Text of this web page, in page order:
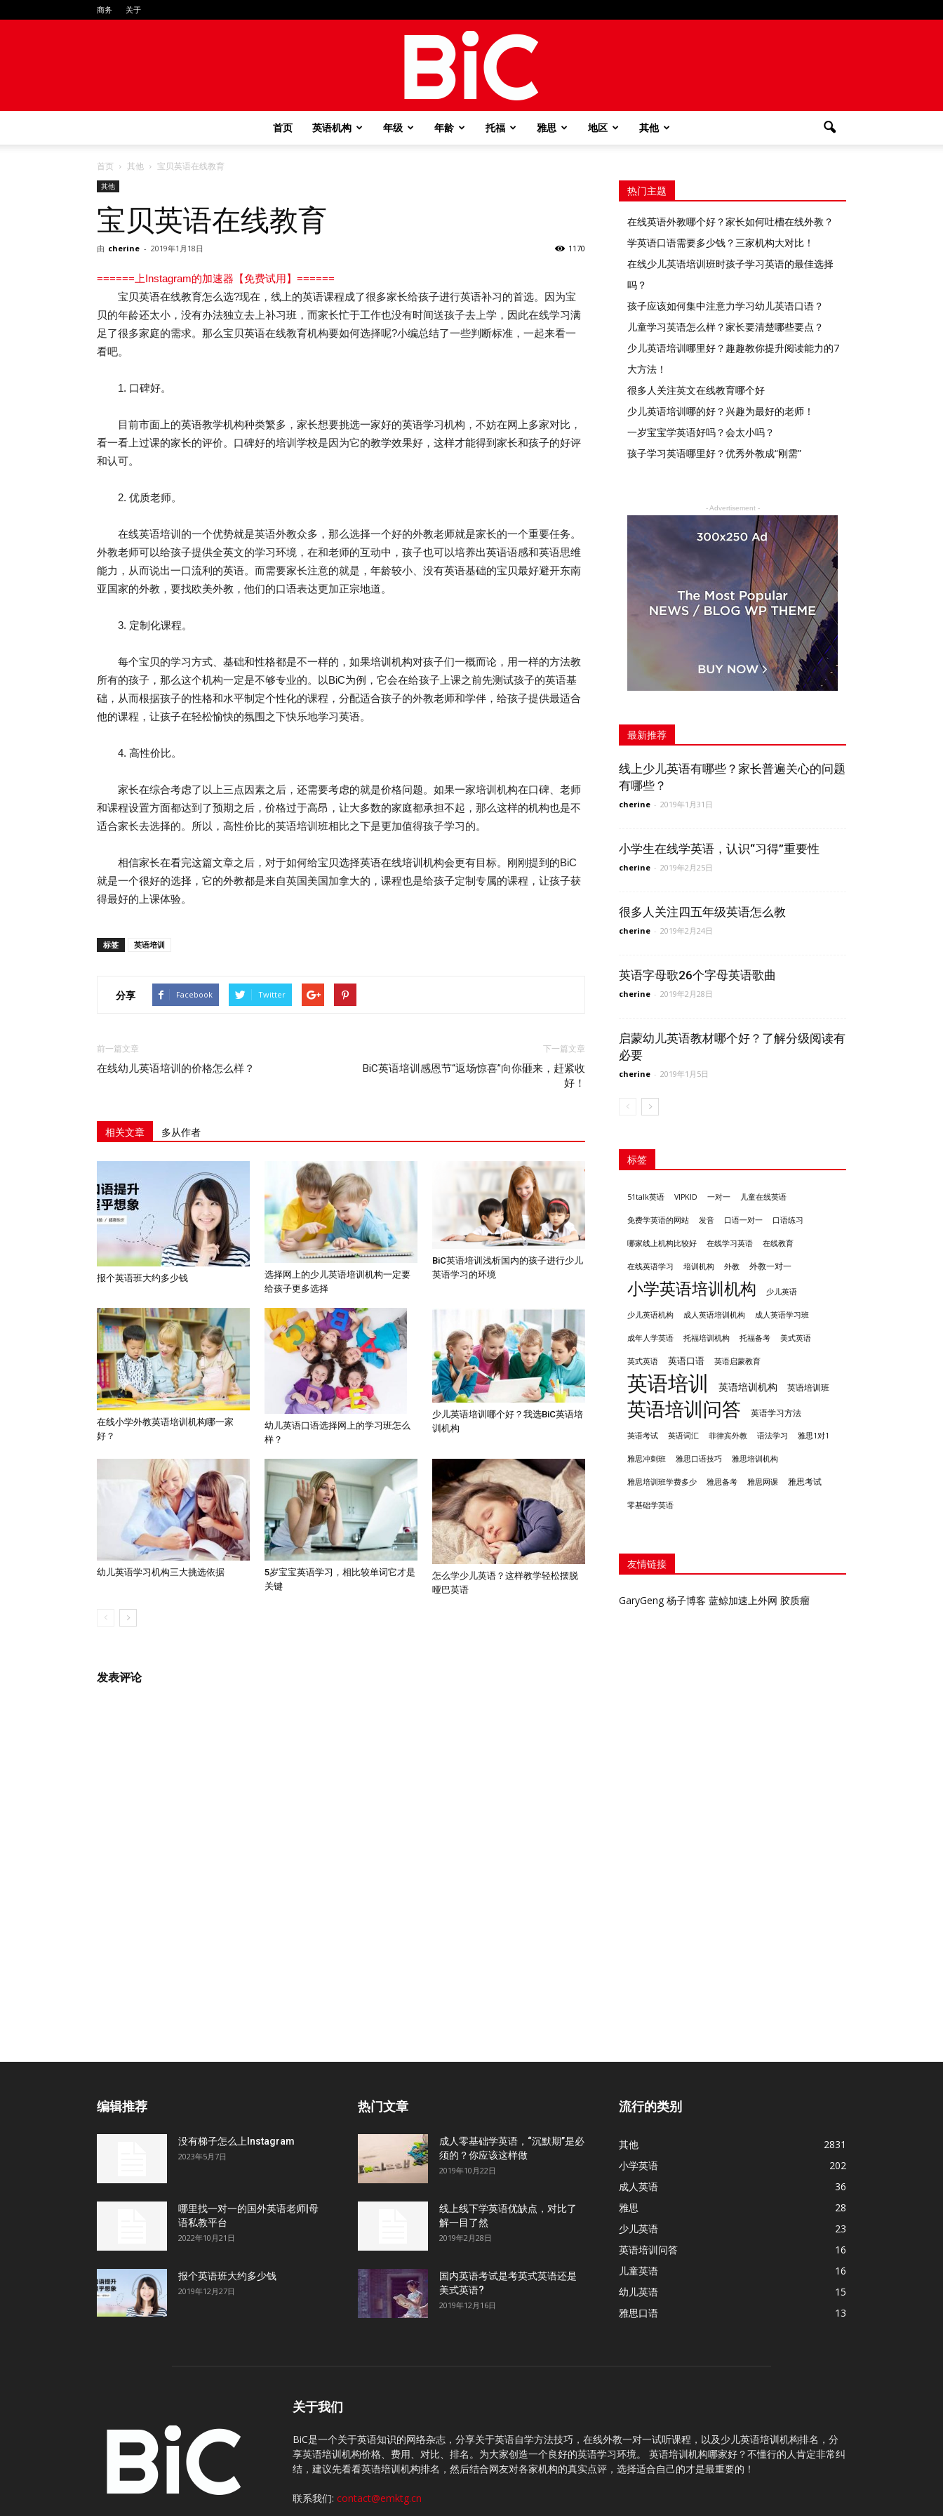
商务 关于
首页 英语机构 年级 年龄 托福 雅思 地区 其他
首页 其他 宝贝英语在线教育
其他
宝贝英语在线教育
由 cherine - 2019年1月18日 1170
======上Instagram的加速器【免费试用】======
宝贝英语在线教育怎么选?现在，线上的英语课程成了很多家长给孩子进行英语补习的首选。因为宝
贝的年龄还太小，没有办法独立去上补习班，而家长忙于工作也没有时间送孩子去上学，因此在线学习满
足了很多家庭的需求。那么宝贝英语在线教育机构要如何选择呢?小编总结了一些判断标准，一起来看一
看吧。
1. 口碑好。
目前市面上的英语教学机构种类繁多，家长想要挑选一家好的英语学习机构，不妨在网上多家对比，
看一看上过课的家长的评价。口碑好的培训学校是因为它的教学效果好，这样才能得到家长和孩子的好评
和认可。
2. 优质老师。
在线英语培训的一个优势就是英语外教众多，那么选择一个好的外教老师就是家长的一个重要任务。
外教老师可以给孩子提供全英文的学习环境，在和老师的互动中，孩子也可以培养出英语语感和英语思维
能力，从而说出一口流利的英语。而需要家长注意的就是，年龄较小、没有英语基础的宝贝最好避开东南
亚国家的外教，要找欧美外教，他们的口语表达更加正宗地道。
3. 定制化课程。
每个宝贝的学习方式、基础和性格都是不一样的，如果培训机构对孩子们一概而论，用一样的方法教
所有的孩子，那么这个机构一定是不够专业的。以BiC为例，它会在给孩子上课之前先测试孩子的英语基
础，从而根据孩子的性格和水平制定个性化的课程，分配适合孩子的外教老师和学伴，给孩子提供最适合
他的课程，让孩子在轻松愉快的氛围之下快乐地学习英语。
4. 高性价比。
家长在综合考虑了以上三点因素之后，还需要考虑的就是价格问题。如果一家培训机构在口碑、老师
和课程设置方面都达到了预期之后，价格过于高昂，让大多数的家庭都承担不起，那么这样的机构也是不
适合家长去选择的。所以，高性价比的英语培训班相比之下是更加值得孩子学习的。
相信家长在看完这篇文章之后，对于如何给宝贝选择英语在线培训机构会更有目标。刚刚提到的BiC
就是一个很好的选择，它的外教都是来自英国美国加拿大的，课程也是给孩子定制专属的课程，让孩子获
得最好的上课体验。
标签 英语培训
分享 Facebook Twitter
前一篇文章
在线幼儿英语培训的价格怎么样？
下一篇文章
BiC英语培训感恩节“返场惊喜”向你砸来，赶紧收
好！
相关文章 多从作者
报个英语班大约多少钱
选择网上的少儿英语培训机构一定要
给孩子更多选择
BiC英语培训浅析国内的孩子进行少儿
英语学习的环境
在线小学外教英语培训机构哪一家
好？
幼儿英语口语选择网上的学习班怎么
样？
少儿英语培训哪个好？我选BiC英语培
训机构
幼儿英语学习机构三大挑选依据
5岁宝宝英语学习，相比较单词它才是
关键
怎么学少儿英语？这样教学轻松摆脱
哑巴英语
发表评论
热门主题
在线英语外教哪个好？家长如何吐槽在线外教？
学英语口语需要多少钱？三家机构大对比！
在线少儿英语培训班时孩子学习英语的最佳选择
吗？
孩子应该如何集中注意力学习幼儿英语口语？
儿童学习英语怎么样？家长要清楚哪些要点？
少儿英语培训哪里好？趣趣教你提升阅读能力的7
大方法！
很多人关注英文在线教育哪个好
少儿英语培训哪的好？兴趣为最好的老师！
一岁宝宝学英语好吗？会太小吗？
孩子学习英语哪里好？优秀外教成“刚需”
- Advertisement -
最新推荐
线上少儿英语有哪些？家长普遍关心的问题
有哪些？
cherine - 2019年1月31日
小学生在线学英语，认识“习得”重要性
cherine - 2019年2月25日
很多人关注四五年级英语怎么教
cherine - 2019年2月24日
英语字母歌26个字母英语歌曲
cherine - 2019年2月28日
启蒙幼儿英语教材哪个好？了解分级阅读有
必要
cherine - 2019年1月5日
标签
51talk英语 VIPKID 一对一 儿童在线英语
免费学英语的网站 发音 口语一对一 口语练习
哪家线上机构比较好 在线学习英语 在线教育
在线英语学习 培训机构 外教 外教一对一
小学英语培训机构 少儿英语
少儿英语机构 成人英语培训机构 成人英语学习班
成年人学英语 托福培训机构 托福备考 美式英语
英式英语 英语口语 英语启蒙教育
英语培训 英语培训机构 英语培训班
英语培训问答 英语学习方法
英语考试 英语词汇 菲律宾外教 语法学习 雅思1对1
雅思冲刺班 雅思口语技巧 雅思培训机构
雅思培训班学费多少 雅思备考 雅思网课 雅思考试
零基础学英语
友情链接
GaryGeng 杨子博客 蓝鲸加速上外网 胶质瘤
编辑推荐
没有梯子怎么上Instagram
2023年5月7日
哪里找一对一的国外英语老师|母
语私教平台
2022年10月21日
报个英语班大约多少钱
2019年12月27日
热门文章
成人零基础学英语，“沉默期”是必
须的？你应该这样做
2019年10月22日
线上线下学英语优缺点，对比了
解一目了然
2019年2月28日
国内英语考试是考英式英语还是
美式英语?
2019年12月16日
流行的类别
其他
2831
小学英语
202
成人英语
36
雅思
28
少儿英语
23
英语培训问答
16
儿童英语
16
幼儿英语
15
雅思口语
13
关于我们
BiC是一个关于英语知识的网络杂志，分享关于英语自学方法技巧，在线外教一对一试听课程，以及少儿英语培训机构排名，分
享英语培训机构价格、费用、对比、排名。为大家创造一个良好的英语学习环境。 英语培训机构哪家好？不懂行的人肯定非常纠
结，建议先看看英语培训机构排名，然后结合网友对各家机构的真实点评，选择适合自己的才是最重要的！
联系我们: contact@emktg.cn